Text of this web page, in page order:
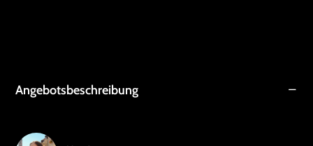
Angebotsbeschreibung